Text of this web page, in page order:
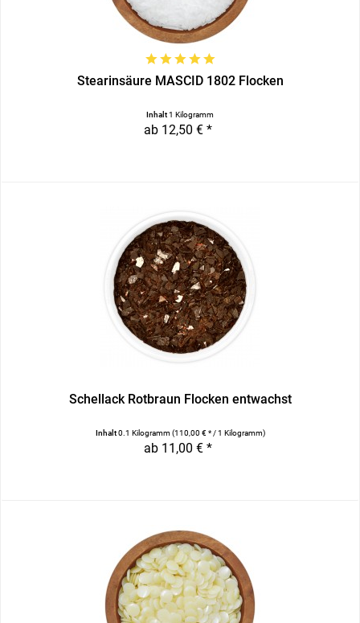
Stearinsäure MASCID 1802 Flocken
Inhalt1 Kilogramm
ab 12,50 € *
Schellack Rotbraun Flocken entwachst
Inhalt0.1 Kilogramm(110,00 € * / 1 Kilogramm)
ab 11,00 € *